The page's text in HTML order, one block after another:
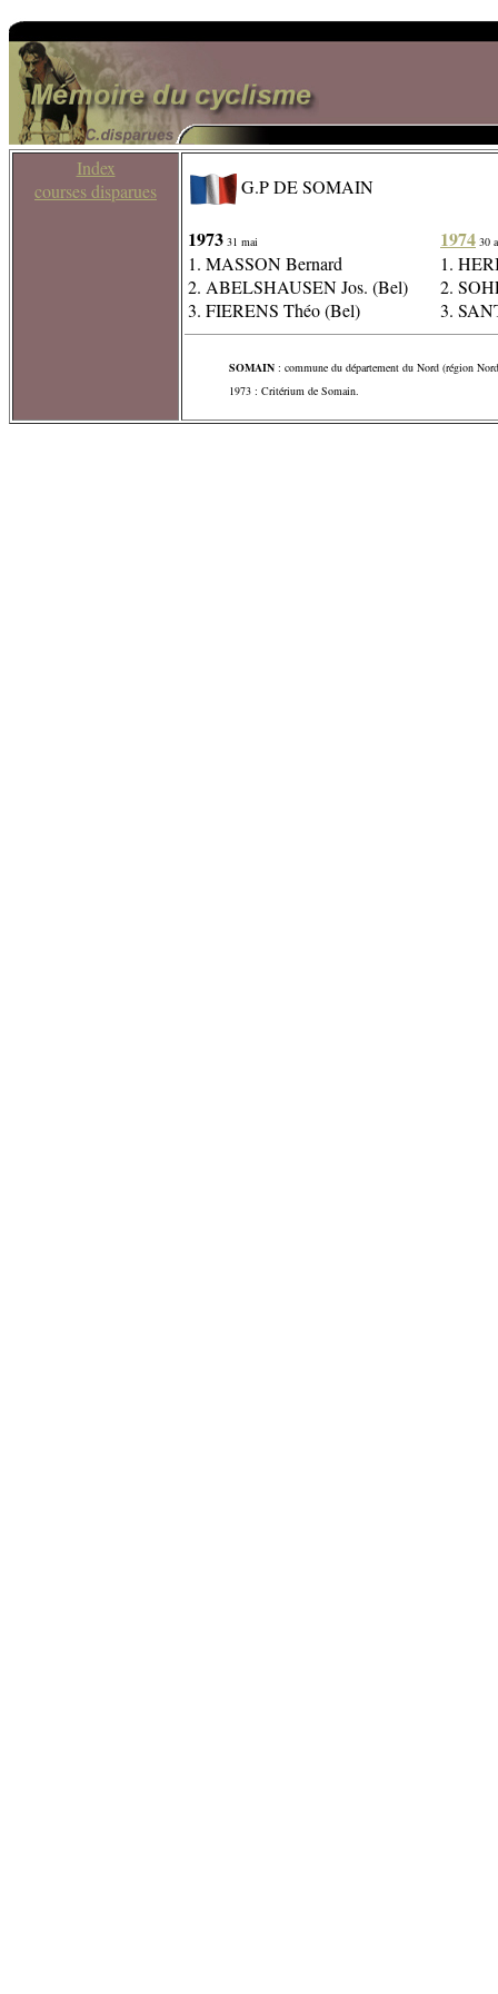
Index
courses disparues
G.P DE SOMAIN
1973 31 mai
1. MASSON Bernard
2. ABELSHAUSEN Jos. (Bel)
3. FIERENS Théo (Bel)
1974 30
1.
2.
3.
SOMAIN : commune du département du Nord (région
1973 : Critérium de Somain.